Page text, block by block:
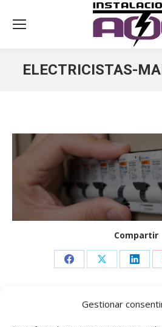
Gestionar
ELECTRICISTAS-
Compartir
Share
Facebook
Share
X
Share